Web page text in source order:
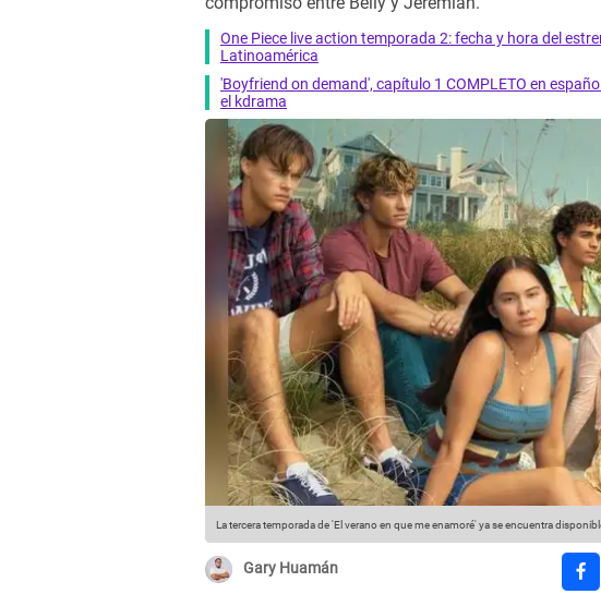
One Piece live action temporada 2: fecha y hora del
Latinoamérica
'Boyfriend on demand', capítulo 1 COMPLETO en
el kdrama
La tercera temporada de 'El verano en que me enamoré' ya se encuentra
Gary Huamán